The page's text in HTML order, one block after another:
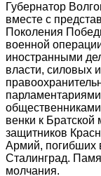
Губернатор
вместе с
Поколения
военной
иностранными
власти, силовых и
венки к Братской
защитников
Армий, погибших
Сталинград.
молчания.